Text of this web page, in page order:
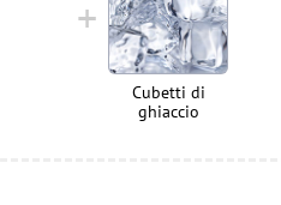
Cubetti di
ghiaccio